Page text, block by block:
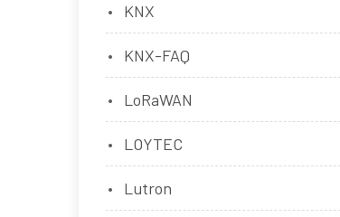
KNX
KNX-FAQ
LoRaWAN
LOYTEC
Lutron